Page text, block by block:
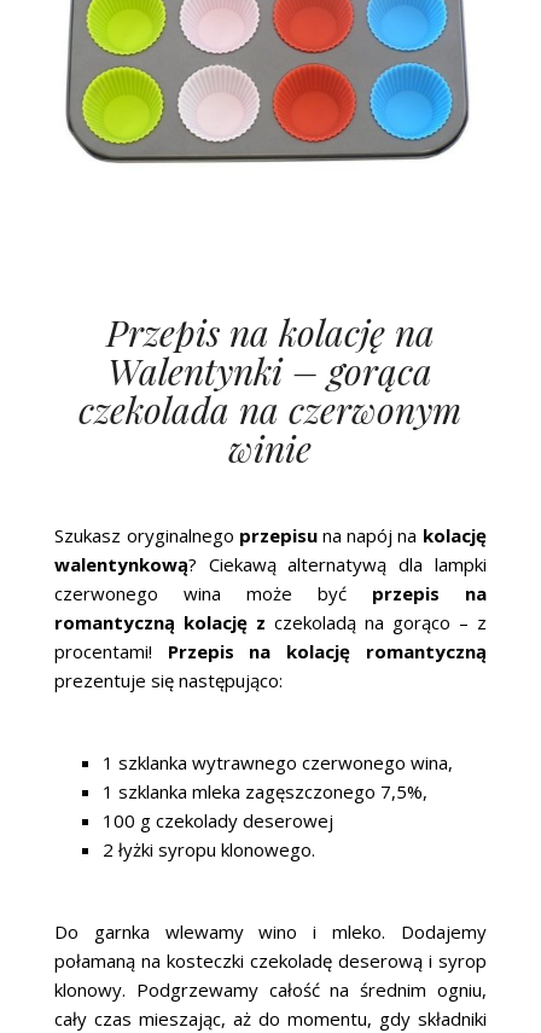
Przepis na kolację na
Walentynki – gorąca
czekolada na czerwonym
winie
Szukasz oryginalnego przepisu na napój na kolację
walentynkową? Ciekawą alternatywą dla lampki
czerwonego wina może być przepis na
romantyczną kolację z czekoladą na gorąco – z
procentami! Przepis na kolację romantyczną
prezentuje się następująco:
1 szklanka wytrawnego czerwonego wina,
1 szklanka mleka zagęszczonego 7,5%,
100 g czekolady deserowej
2 łyżki syropu klonowego.
Do garnka wlewamy wino i mleko. Dodajemy
połamaną na kosteczki czekoladę deserową i syrop
klonowy. Podgrzewamy całość na średnim ogniu,
cały czas mieszając, aż do momentu, gdy składniki